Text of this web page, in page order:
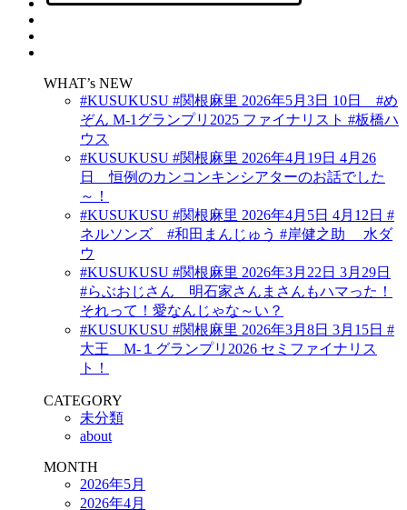
WHAT’s NEW
#KUSUKUSU #関根麻里 2026年5月3日 10日 #め
ぞん M-1グランプリ2025 ファイナリスト #板橋ハ
ウス
#KUSUKUSU #関根麻里 2026年4月19日 4月26
日 恒例のカンコンキンシアターのお話でした
～！
#KUSUKUSU #関根麻里 2026年4月5日 4月12日 #
ネルソンズ #和田まんじゅう #岸健之助 水ダ
ウ
#KUSUKUSU #関根麻里 2026年3月22日 3月29日
#らぶおじさん 明石家さんまさんもハマった！
それって！愛なんじゃな～い？
#KUSUKUSU #関根麻里 2026年3月8日 3月15日 #
大王 M-１グランプリ2026 セミファイナリス
ト！
CATEGORY
未分類
about
MONTH
2026年5月
2026年4月